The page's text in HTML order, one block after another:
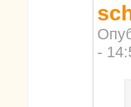
-